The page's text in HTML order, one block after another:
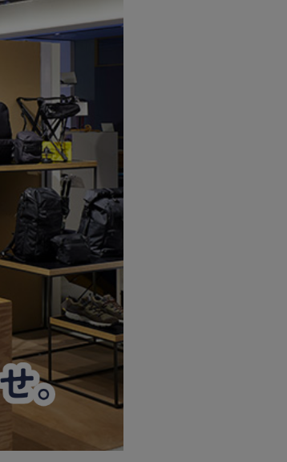
キッチンツール
収納
ステーショナリー
コスメ/フレグランス
スマホアクセ
ステッカー
食品/調味料
その他/ホビー
UNBY ORIGINAL